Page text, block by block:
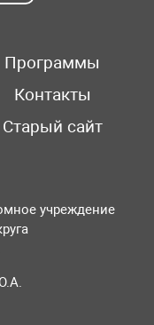
Программы
Контакты
Старый сайт
учреждение